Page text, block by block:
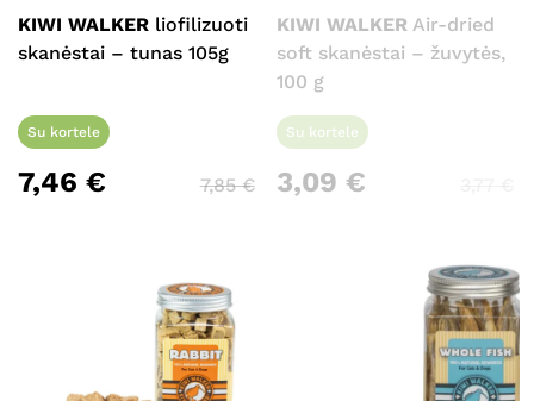
KIWI WALKER liofilizuoti
skanėstai – tunas 105g
Su kortele
7,46 € 7,85€
KIWI WALKER Air-dried
soft skanėstai – žuvytės,
100 g
Su kortele
3,09€